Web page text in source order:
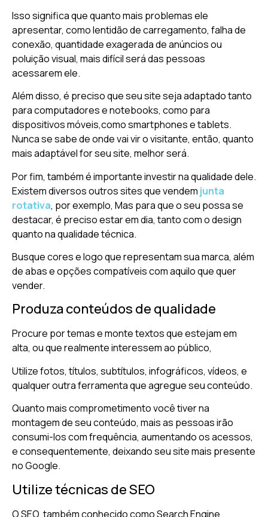
Isso significa que quanto mais problemas ele
apresentar, como lentidão de carregamento, falha de
conexão, quantidade exagerada de anúncios ou
poluição visual, mais difícil será das pessoas
acessarem ele.
Além disso, é preciso que seu site seja adaptado tanto
para computadores e notebooks, como para
dispositivos móveis,como smartphones e tablets.
Nunca se sabe de onde vai vir o visitante, então, quanto
mais adaptável for seu site, melhor será.
Por fim, também é importante investir na qualidade dele.
Existem diversos outros sites que vendem junta
rotativa, por exemplo, Mas para que o seu possa se
destacar, é preciso estar em dia, tanto com o design
quanto na qualidade técnica.
Busque cores e logo que representam sua marca, além
de abas e opções compatíveis com aquilo que quer
vender.
Produza conteúdos de qualidade
Procure por temas e monte textos que estejam em
alta, ou que realmente interessem ao público,
Utilize fotos, títulos, subtítulos, infográficos, vídeos, e
qualquer outra ferramenta que agregue seu conteúdo.
Quanto mais comprometimento você tiver na
montagem de seu conteúdo, mais as pessoas irão
consumi-los com frequência, aumentando os acessos,
e consequentemente, deixando seu site mais presente
no Google.
Utilize técnicas de SEO
O SEO, também conhecido como Search Engine